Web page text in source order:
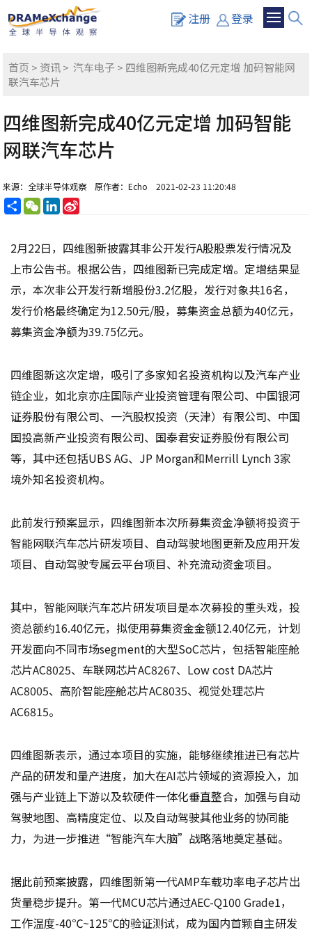
注册 登录
首页 > 资讯>汽车电子> 四维图新完成40亿元定增 加码智能网
联汽车芯片
四维图新完成40亿元定增 加码智能
网联汽车芯片
来源：全球半导体观察 原作者：Echo 2021-02-23 11:20:48
分
享
WeChatLinkedIn
2月22日，四维图新披露其非公开发行A股股票发行情况及
上市公告书。根据公告，四维图新已完成定增。定增结果显
示，本次非公开发行新增股份3.2亿股，发行对象共16名，
发行价格最终确定为12.50元/股，募集资金总额为40亿元，
募集资金净额为39.75亿元。
四维图新这次定增，吸引了多家知名投资机构以及汽车产业
链企业，如北京亦庄国际产业投资管理有限公司、中国银河
证券股份有限公司、一汽股权投资（天津）有限公司、中国
国投高新产业投资有限公司、国泰君安证券股份有限公司
等，其中还包括UBS AG、JP Morgan和Merrill Lynch 3家
境外知名投资机构。
此前发行预案显示，四维图新本次所募集资金净额将投资于
智能网联汽车芯片研发项目、自动驾驶地图更新及应用开发
项目、自动驾驶专属云平台项目、补充流动资金项目。
其中，智能网联汽车芯片研发项目是本次募投的重头戏，投
资总额约16.40亿元，拟使用募集资金金额12.40亿元，计划
开发面向不同市场segment的大型SoC芯片，包括智能座舱
芯片AC8025、车联网芯片AC8267、Low cost DA芯片
AC8005、高阶智能座舱芯片AC8035、视觉处理芯片
AC6815。
四维图新表示，通过本项目的实施，能够继续推进已有芯片
产品的研发和量产进度，加大在AI芯片领域的资源投入，加
强与产业链上下游以及软硬件一体化垂直整合，加强与自动
驾驶地图、高精度定位、以及自动驾驶其他业务的协同能
力，为进一步推进“智能汽车大脑”战略落地奠定基础。
据此前预案披露，四维图新第一代AMP车载功率电子芯片出
货量稳步提升。第一代MCU芯片通过AEC-Q100 Grade1，
工作温度-40℃~125℃的验证测试，成为国内首颗自主研发